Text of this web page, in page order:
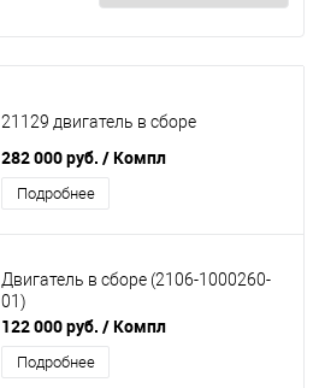
21129 двигатель в сборе
282 000 руб. / Компл
Подробнее
Двигатель в сборе (2106-1000260-
01)
122 000 руб. / Компл
Подробнее